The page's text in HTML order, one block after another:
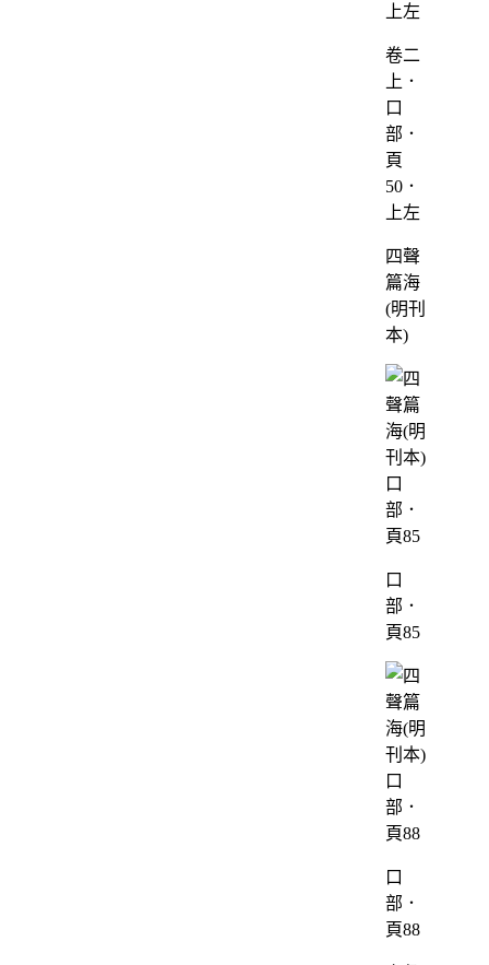
卷二
上．
口
部．
頁
50．
上左
四聲
篇海
(明刊
本)
口
部．
頁85
口
部．
頁88